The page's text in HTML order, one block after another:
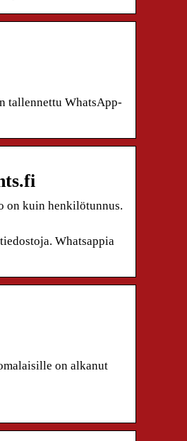
tallennettu WhatsApp-
on kuin henkilötunnus.
Whatsappia
on alkanut